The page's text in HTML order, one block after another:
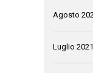
Agosto
Luglio 2021